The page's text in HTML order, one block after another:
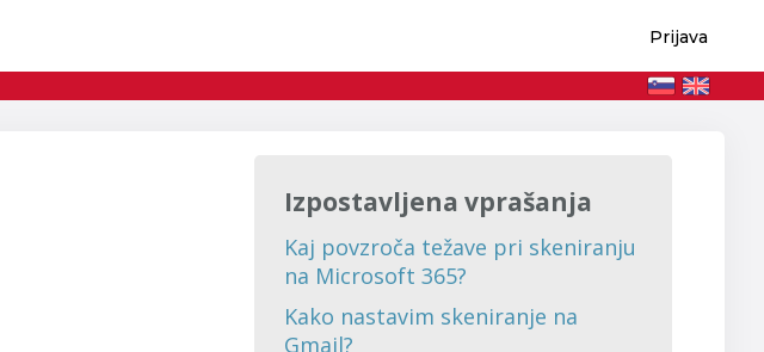
Prijava
Izpostavljena vprašanja
Kaj povzroča težave pri skeniranju
na Microsoft 365?
Kako nastavim skeniranje na
Gmail?